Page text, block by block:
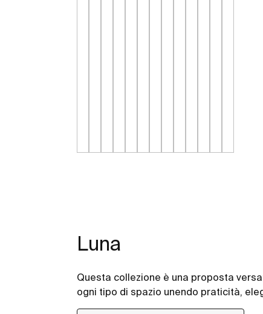
Luna
Questa collezione è una proposta
ogni tipo di spazio unendo praticità,